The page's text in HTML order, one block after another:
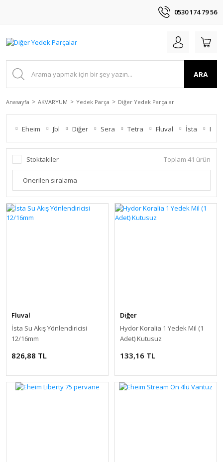
0530 174 79 56
ARA
Anasayfa AKVARYUM Yedek Parça Diğer Yedek Parçalar
Eheim Jbl Diğer Sera Tetra Fluval İsta Meç
Stoktakiler Toplam 41 ürün
Fluval
İsta Su Akış Yönlendiricisi
12/16mm
826,88 TL
Diğer
Hydor Koralia 1 Yedek Mil (1
Adet) Kutusuz
133,16 TL